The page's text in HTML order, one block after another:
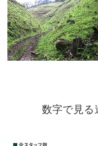
数字で見る